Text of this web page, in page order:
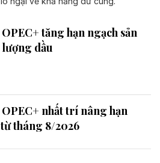
OPEC+ tăng hạn ngạch sản
lượng dầu
OPEC+ nhất trí nâng hạn
tháng 8/2026